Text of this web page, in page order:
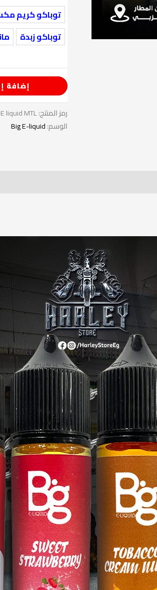
توباكو كريم
توباكو زبدة
إضافة
رمز المنتج:liquid MTL
الوسم:Big E-liquid